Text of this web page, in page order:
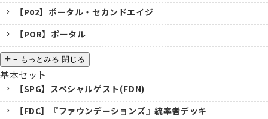
【P02】ポータル・セカンドエイジ
【POR】ポータル
− もっとみる 閉じる
基本セット
【SPG】スペシャルゲスト(FDN)
【FDC】『ファウンデーションズ』統率者デッキ